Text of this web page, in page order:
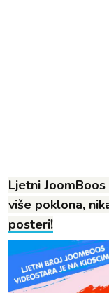
Ljetni
više poklona,
posteri!